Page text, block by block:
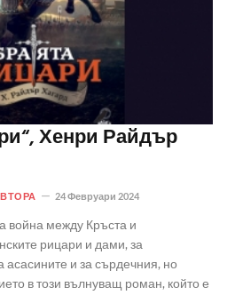
Хенри Райдър
24 Февруари 2024
война между Кръста и
рицари и дами, за
асасините и за сърдечния, но
в този вълнуващ роман, който е